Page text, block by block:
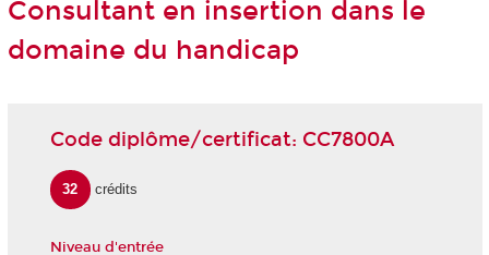
Consultant en insertion dans le
domaine du handicap
Code diplôme/certificat: CC7800A
32 crédits
Niveau d'entrée